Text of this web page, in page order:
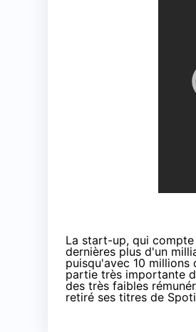
La start-up, qui
dernières plus d'un
puisqu'avec 10
partie très importante
des très faibles
retiré ses titres de